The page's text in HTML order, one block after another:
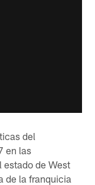
del
en las
estado de West
de la franquicia